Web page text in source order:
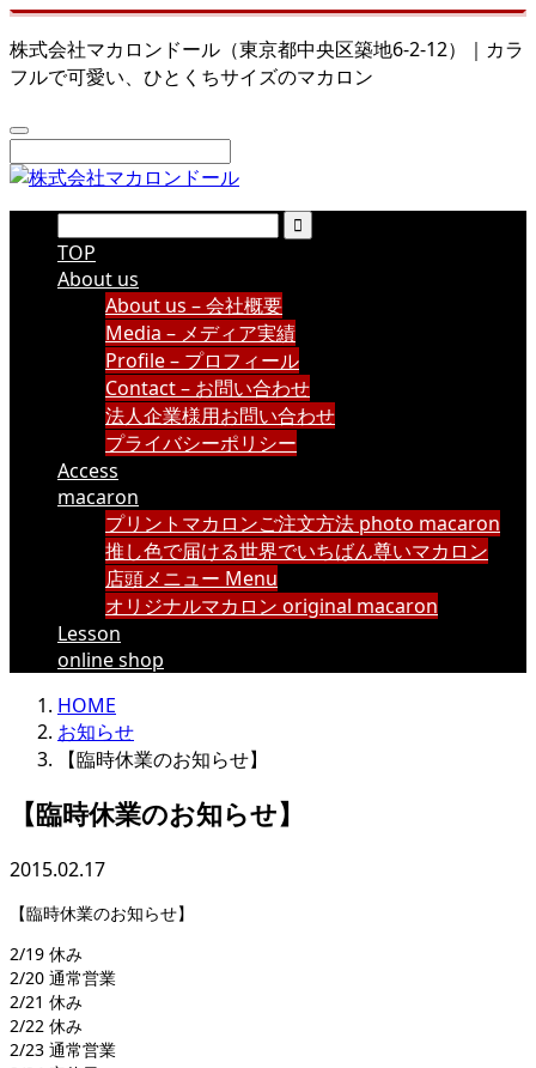
株式会社マカロンドール（東京都中央区築地6-2-12）｜カラ
フルで可愛い、ひとくちサイズのマカロン
TOP
About us
About us – 会社概要
Media – メディア実績
Profile – プロフィール
Contact – お問い合わせ
法人企業様用お問い合わせ
プライバシーポリシー
Access
macaron
プリントマカロンご注文方法 photo macaron
推し色で届ける世界でいちばん尊いマカロン
店頭メニュー Menu
オリジナルマカロン original macaron
Lesson
online shop
HOME
お知らせ
【臨時休業のお知らせ】
【臨時休業のお知らせ】
2015.02.17
【臨時休業のお知らせ】
2/19 休み
2/20 通常営業
2/21 休み
2/22 休み
2/23 通常営業